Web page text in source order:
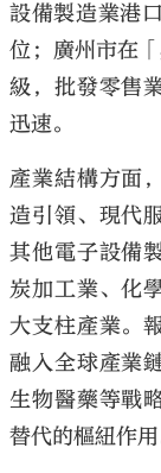
設備製造業港
位；廣州市在
級，批發零售
迅速。
產業結構方面
造引領、現代
其他電子設備
炭加工業、化
大支柱產業。
融入全球產業
生物醫藥等戰
替代的樞紐作用